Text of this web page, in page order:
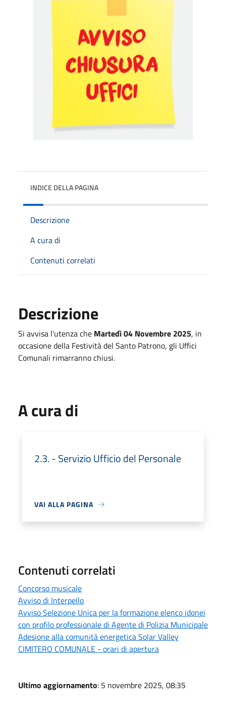
INDICE DELLA PAGINA
Descrizione
A cura di
Contenuti correlati
Descrizione
Si avvisa l'utenza che Martedì 04 Novembre 2025, in
occasione della Festività del Santo Patrono, gli Uffici
Comunali rimarranno chiusi.
A cura di
2.3. - Servizio Ufficio del Personale
VAI ALLA PAGINA
Contenuti correlati
Concorso musicale
Avviso di Interpello
Avviso Selezione Unica per la formazione elenco idonei
con profilo professionale di Agente di Polizia Municipale
Adesione alla comunità energetica Solar Valley
CIMITERO COMUNALE - orari di apertura
Ultimo aggiornamento: 5 novembre 2025, 08:35